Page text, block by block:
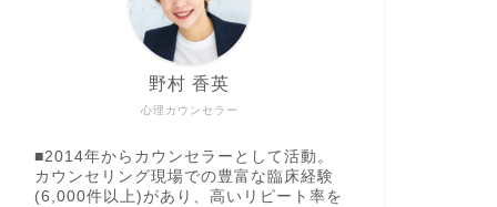
心理カウンセラー
野村 香英
■2014年からカウンセラーとして活動。
カウンセリング現場での豊富な臨床経験
(6,000件以上)があり、高いリピート率を